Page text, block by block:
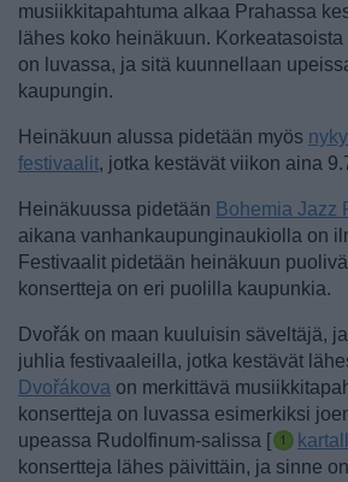
musiikkitapahtuma alkaa Prahassa
lähes koko heinäkuun.
on luvassa, ja sitä kuunnellaan
kaupungin.
Heinäkuun alussa pidetään myös
festivaalit, jotka kestävät viikon aina
Heinäkuussa pidetään Bohemia Jazz
aikana vanhankaupunginaukiolla on
Festivaalit pidetään heinäkuun
konsertteja on eri puolilla kaupunkia.
Dvořák on maan kuuluisin säveltäjä,
juhlia festivaaleilla, jotka kestävät
Dvořákova on merkittävä
konsertteja on luvassa esimerkiksi
upeassa Rudolfinum-salissa [
konsertteja lähes päivittäin, ja sinne